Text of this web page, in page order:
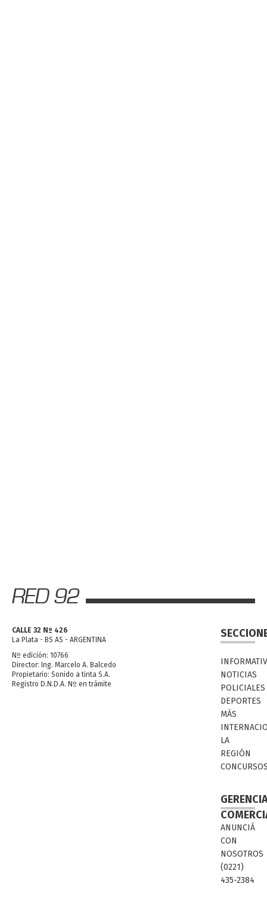
CALLE 32 Nº 426
La Plata - BS AS - ARGENTINA
Nº edición: 10766
Director: Ing. Marcelo A. Balcedo
Propietario: Sonido a tinta S.A.
Registro D.N.D.A. Nº en trámite
NOTICIAS
POLICIALES
DEPORTES
MÁS
LA
REGIÓN
ANUNCIÁ
CON
NOSOTROS
(0221)
435-2384